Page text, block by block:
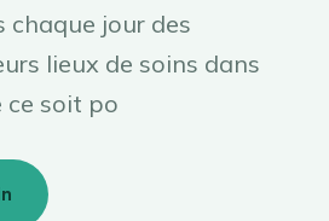
chaque jour des
lieux de soins dans
ce soit po